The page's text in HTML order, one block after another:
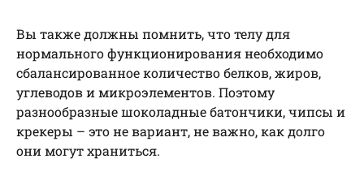
Вы также должны помнить, что телу для
нормального функционирования необходимо
сбалансированное количество белков, жиров,
углеводов и микроэлементов. Поэтому
разнообразные шоколадные батончики, чипсы и
крекеры – это не вариант, не важно, как долго
они могут храниться.